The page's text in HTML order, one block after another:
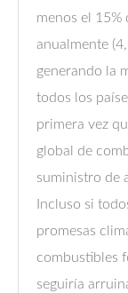
menos el
anualmente
generando la
todos los
primera vez
global de
suministro de
Incluso si
promesas
combustibles
seguiría